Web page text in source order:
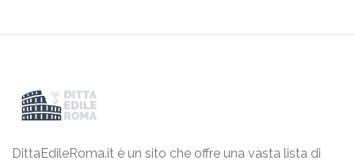
DittaEdileRoma.it è un sito che offre una vasta lista di